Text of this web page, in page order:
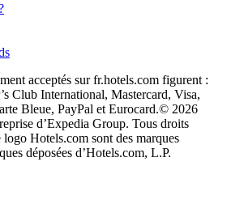
acceptés sur fr.hotels.com figurent :
Club International, Mastercard, Visa,
Bleue, PayPal et Eurocard.© 2026
d’Expedia Group. Tous droits
Hotels.com sont des marques
déposées d’Hotels.com, L.P.